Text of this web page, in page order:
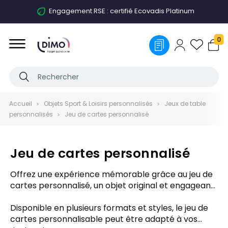
Accompagnement personnalisé
0
Accueil Objets Sport & Loisirs personnalisés
Jeux de table
personnalisés
Jeu de cartes personnalisé
Jeu de cartes personnalisé
Offrez une expérience mémorable grâce au jeu de
cartes personnalisé, un objet original et engageant
soit pour un événement, un cadeau client ou un
goodie créatif, la carte à jouer publicitaire est un
Disponible en plusieurs formats et styles, le jeu de
cartes personnalisable peut être adapté à vos